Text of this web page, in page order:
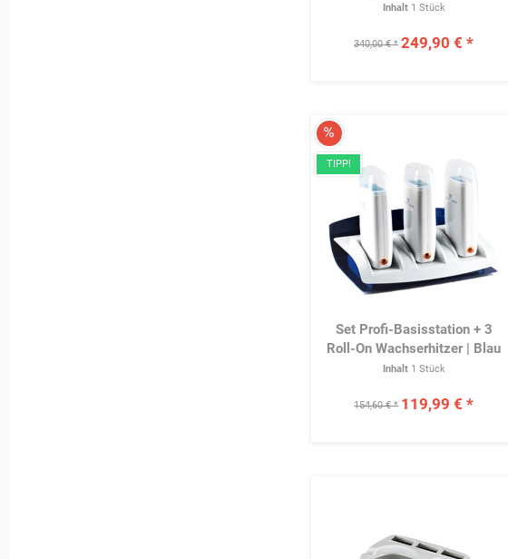
und 2 Roll-On Wachserhitzer
Inhalt 1 Stück
340,00 € * 249,90 € *
TIPP!
Set Profi-Basisstation + 3
Roll-On Wachserhitzer | Blau
Inhalt 1 Stück
154,60 € * 119,99 € *